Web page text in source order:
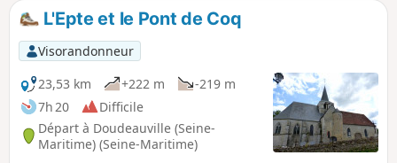
L'Epte et le Pont de Coq
Visorandonneur
23,53 km
+222 m
-219 m
7h 20
Difficile
Départ à Doudeauville (Seine-
Maritime) (Seine-Maritime)